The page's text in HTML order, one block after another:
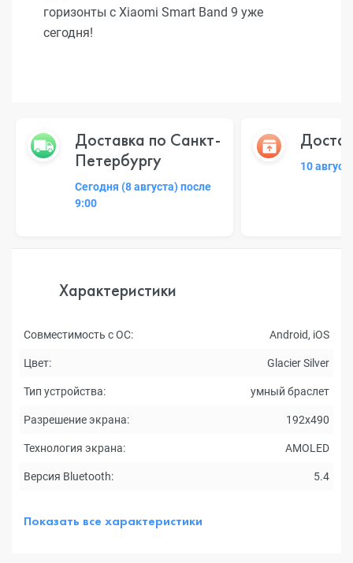
горизонты с Xiaomi Smart Band 9 уже
сегодня!
Доставка по Санкт-
Петербургу
Сегодня (8 августа) после
9:00
10
Характеристики
Совместимость с ОС: Android, iOS
Цвет: Glacier Silver
Тип устройства: умный браслет
Разрешение экрана: 192x490
Технология экрана: AMOLED
Версия Bluetooth: 5.4
Показать все характеристики